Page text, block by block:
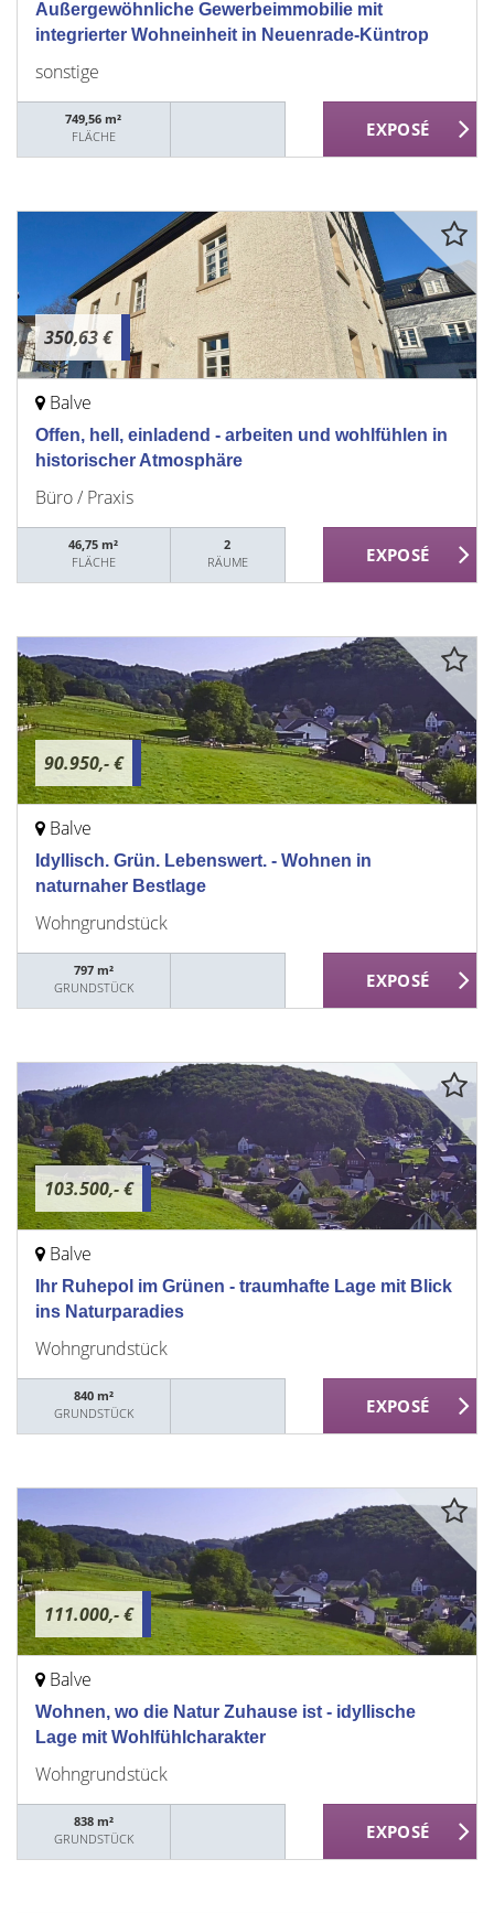
Außergewöhnliche Gewerbeimmobilie mit
integrierter Wohneinheit in Neuenrade-Küntrop
sonstige
749,56 m²
FLÄCHE
350,63 €
Balve
Offen, hell, einladend - arbeiten und wohlfühlen in
historischer Atmosphäre
Büro / Praxis
46,75 m²
FLÄCHE
2
RÄUME
90.950,- €
Balve
Idyllisch. Grün. Lebenswert. - Wohnen in
naturnaher Bestlage
Wohngrundstück
797 m²
GRUNDSTÜCK
103.500,- €
Balve
Ihr Ruhepol im Grünen - traumhafte Lage mit Blick
ins Naturparadies
Wohngrundstück
840 m²
GRUNDSTÜCK
111.000,- €
Balve
Wohnen, wo die Natur Zuhause ist - idyllische
Lage mit Wohlfühlcharakter
Wohngrundstück
838 m²
GRUNDSTÜCK